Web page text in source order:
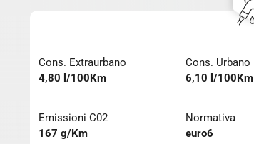
Cons. Extraurbano
4,80 l/100Km
Cons. Urbano
6,10 l/100Km
Emissioni C02
167 g/Km
Normativa
euro6